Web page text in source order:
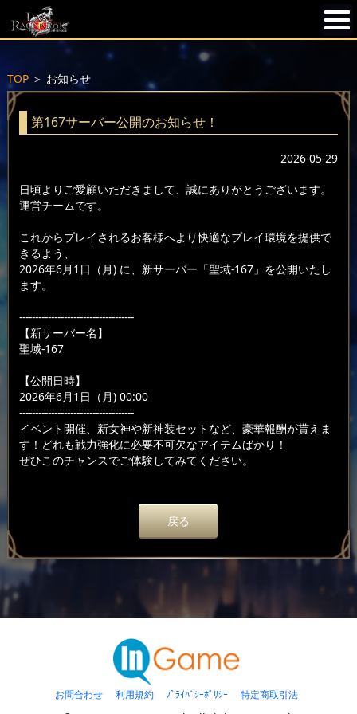
TOP＞ お知らせ
第167サーバー公開のお知らせ！
2026-05-29
日頃よりご愛顧いただきまして、誠にありがとうございます。
運営チームです。
これからプレイされるお客様へより快適なプレイ環境を提供で
きるよう、
2026年6月1日（月) に、新サーバー「聖域-167」を公開いたし
ます。
------------------------------------
【新サーバー名】
聖域-167
【公開日時】
2026年6月1日（月) 00:00
------------------------------------
イベント開催、新女神や新神装セットなど、豪華報酬が貰えま
す！どれも戦力強化に必要不可欠なアイテムばかり！
ぜひこのチャンスでご体験してみてください。
戻る
お問合わせ 利用規約 ﾌﾟﾗｲﾊﾞｼｰﾎﾟﾘｼｰ 特定商取引法